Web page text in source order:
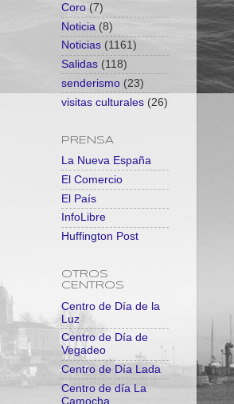
Coro (7)
Noticia (8)
Noticias (1161)
Salidas (118)
senderismo (23)
visitas culturales (26)
PRENSA
La Nueva España
El Comercio
El País
InfoLibre
Huffington Post
OTROS
CENTROS
Centro de Día de la
Luz
Centro de Día de
Vegadeo
Centro de Día Lada
Centro de día La
Camocha